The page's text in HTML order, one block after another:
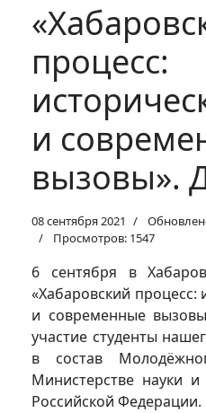
процесс:
и
вызовы».
08 сентября 2021
Просмотров: 1547
6 сентября в
«Хабаровский процесс:
и современные
участие студенты
в состав
Министерстве науки
Российской Федерации.